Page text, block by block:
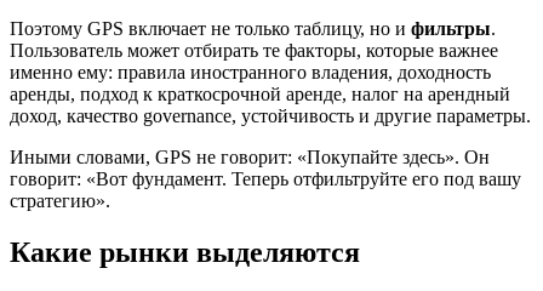
Поэтому GPS включает не только таблицу, но и фильтры.
Пользователь может отбирать те факторы, которые важнее
именно ему: правила иностранного владения, доходность
аренды, подход к краткосрочной аренде, налог на арендный
доход, качество governance, устойчивость и другие параметры.
Иными словами, GPS не говорит: «Покупайте здесь». Он
говорит: «Вот фундамент. Теперь отфильтруйте его под вашу
стратегию».
Какие рынки выделяются